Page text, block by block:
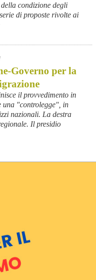
condizione degli
di proposte rivolte ai
Governo per la
il provvedimento in
una "controlegge", in
nazionali. La destra
Il presidio